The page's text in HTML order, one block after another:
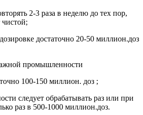
2-3 раза в неделю до тех пор,
чистой;
достаточно 20-50 миллион.доз
промышленности
100-150 миллион. доз ;
следует обрабатывать раз или при
раз в 500-1000 миллион.доз.